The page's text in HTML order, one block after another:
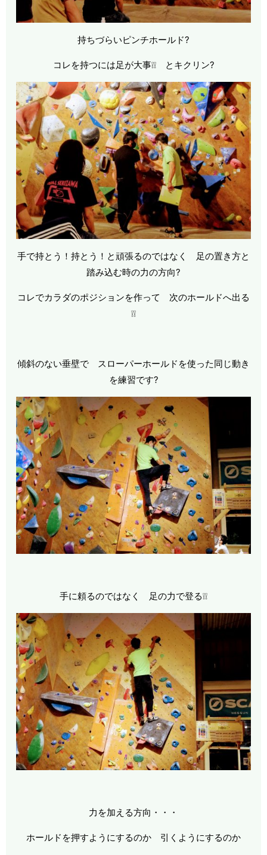
持ちづらいピンチホールド?
コレを持つには足が大事❕❕ とキクリン?
手で持とう！持とう！と頑張るのではなく 足の置き方と
踏み込む時の力の方向?
コレでカラダのポジションを作って 次のホールドへ出る
❕❕
傾斜のない垂壁で スローパーホールドを使った同じ動き
を練習です?
手に頼るのではなく 足の力で登る❕❕
力を加える方向・・・
ホールドを押すようにするのか 引くようにするのか